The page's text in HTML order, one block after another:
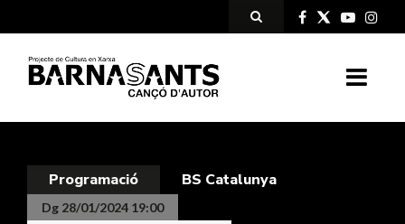
Programació BS Catalunya
Dg 28/01/2024 19:00